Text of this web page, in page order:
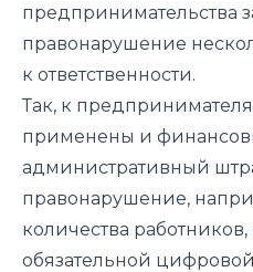
предпринимательства
правонарушение
к ответственности.
Так, к
применены и
административный
правонарушение,
количества
обязательной